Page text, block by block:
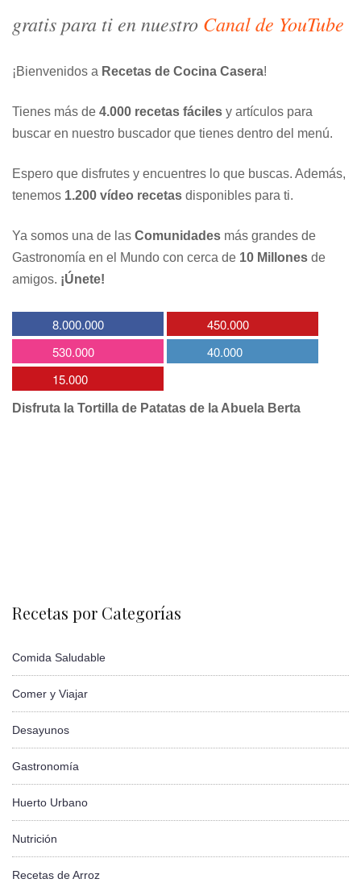
gratis para ti en nuestro Canal de YouTube
¡Bienvenidos a Recetas de Cocina Casera!
Tienes más de 4.000 recetas fáciles y artículos para
buscar en nuestro buscador que tienes dentro del menú.
Espero que disfrutes y encuentres lo que buscas. Además,
tenemos 1.200 vídeo recetas disponibles para ti.
Ya somos una de las Comunidades más grandes de
Gastronomía en el Mundo con cerca de 10 Millones de
amigos. ¡Únete!
8.000.000
450.000
530.000
40.000
15.000
Disfruta la Tortilla de Patatas de la Abuela Berta
Recetas por Categorías
Comida Saludable
Comer y Viajar
Desayunos
Gastronomía
Huerto Urbano
Nutrición
Recetas de Arroz